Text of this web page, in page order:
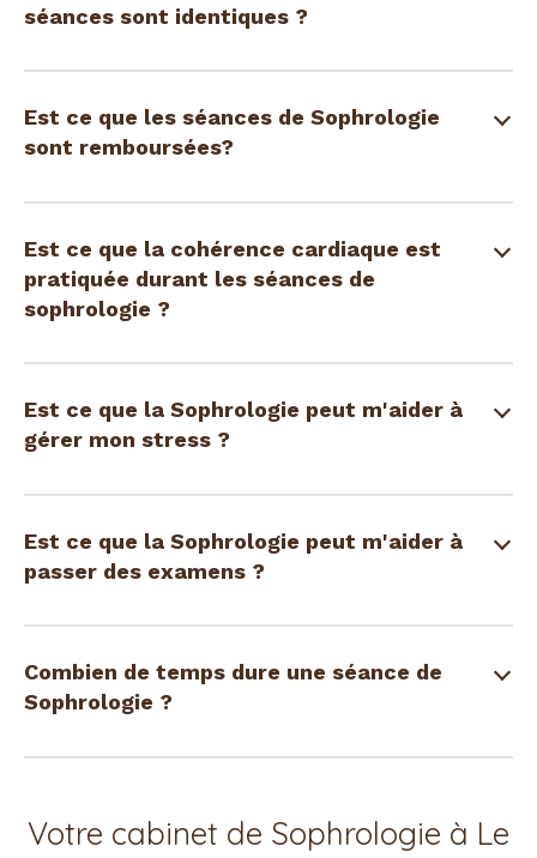
séances sont identiques ?
Est ce que les séances de Sophrologie
sont remboursées?
Est ce que la cohérence cardiaque est
pratiquée durant les séances de
sophrologie ?
Est ce que la Sophrologie peut m'aider à
gérer mon stress ?
Est ce que la Sophrologie peut m'aider à
passer des examens ?
Combien de temps dure une séance de
Sophrologie ?
Votre cabinet de Sophrologie à Le